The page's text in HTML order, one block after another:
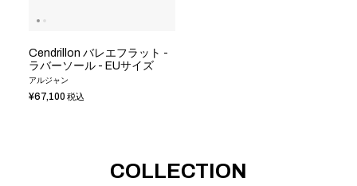
Cendrillon バレエフラット -
ラバーソール - EUサイズ
アルジャン
¥67,100 税込
COLLECTION